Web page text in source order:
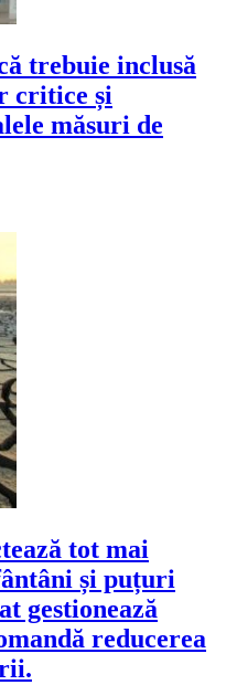
trebuie inclusă
critice și
măsuri de
tot mai
și puțuri
gestionează
reducerea